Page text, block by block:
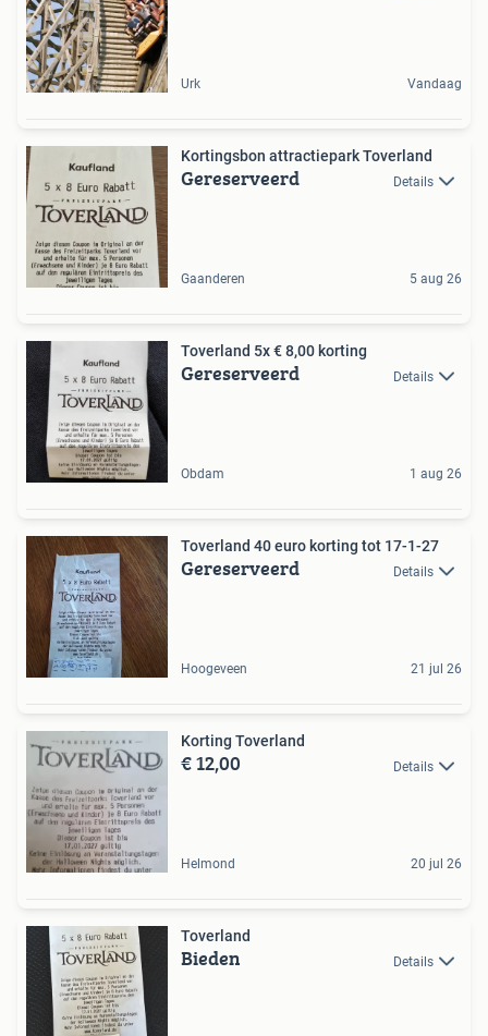
Urk Vandaag
Kortingsbon attractiepark Toverland
Gereserveerd Details
Gaanderen 5 aug 26
Toverland 5x € 8,00 korting
Gereserveerd Details
Obdam 1 aug 26
Toverland 40 euro korting tot 17-1-27
Gereserveerd Details
Hoogeveen 21 jul 26
Korting Toverland
€ 12,00 Details
Helmond 20 jul 26
Toverland
Bieden Details